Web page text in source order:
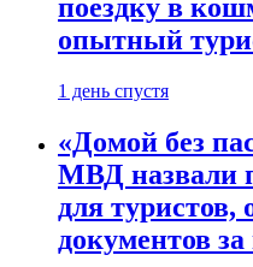
поездку в
опытный
1 день спустя
«Домой без
МВД назвали
для туристов,
документов